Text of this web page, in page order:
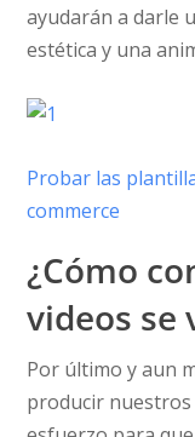
ayudarán a darle
estética y una
Probar las
commerce
¿Cómo
videos se
Por último y aun
producir